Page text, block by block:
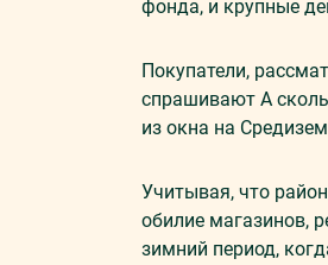
фонда, и крупные
Покупатели,
спрашивают А
из окна на
Учитывая, что
обилие магазинов,
зимний период,